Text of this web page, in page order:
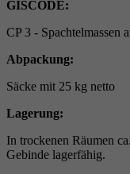
GISCODE:
CP 3 - Spachtelmassen
Abpackung:
Säcke mit 25 kg netto
Lagerung:
In trockenen Räumen
Gebinde lagerfähig.